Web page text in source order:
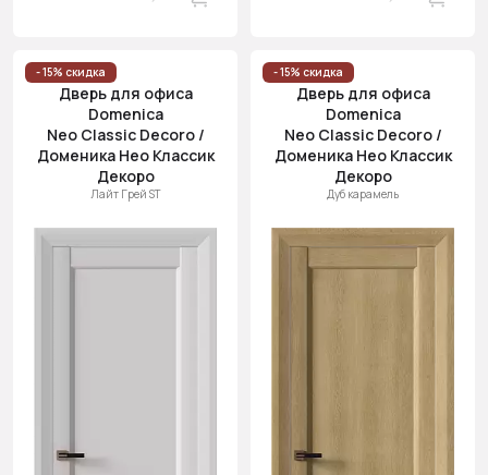
- 15% скидка
Дверь для офиса
Domenica
Neo Classic Decoro /
Доменика Нео Классик
Декоро
Лайт Грей ST
- 15% скидка
Дверь для офиса
Domenica
Neo Classic Decoro /
Доменика Нео Классик
Декоро
Дуб карамель